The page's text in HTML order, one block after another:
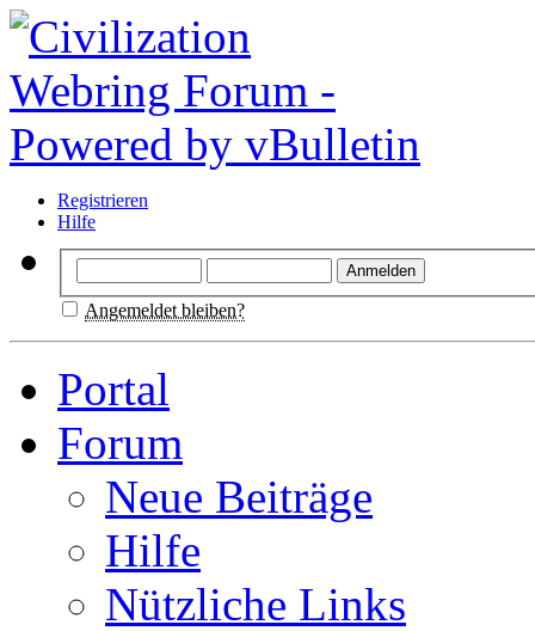
Registrieren
Hilfe
Angemeldet bleiben?
Portal
Forum
Neue Beiträge
Hilfe
Nützliche Links